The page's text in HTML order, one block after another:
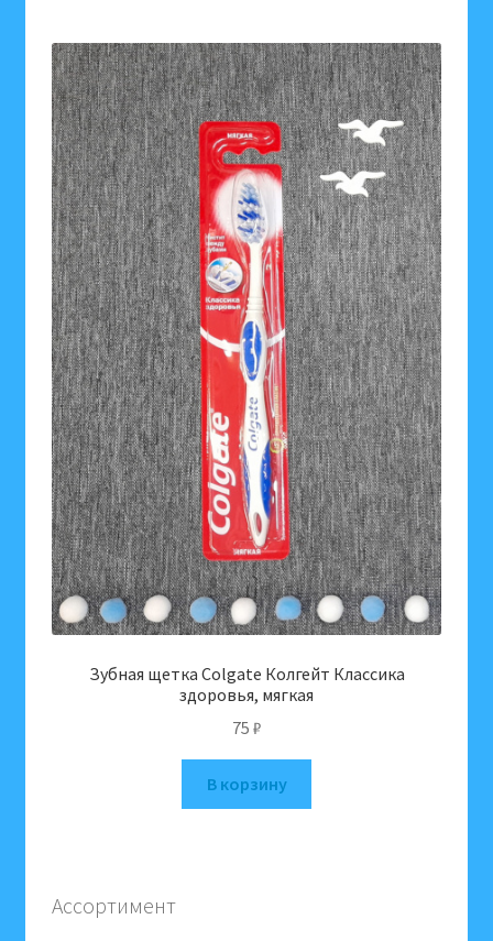
Зубная щетка Colgate Колгейт Классика
здоровья, мягкая
75 ₽
В корзину
Ассортимент